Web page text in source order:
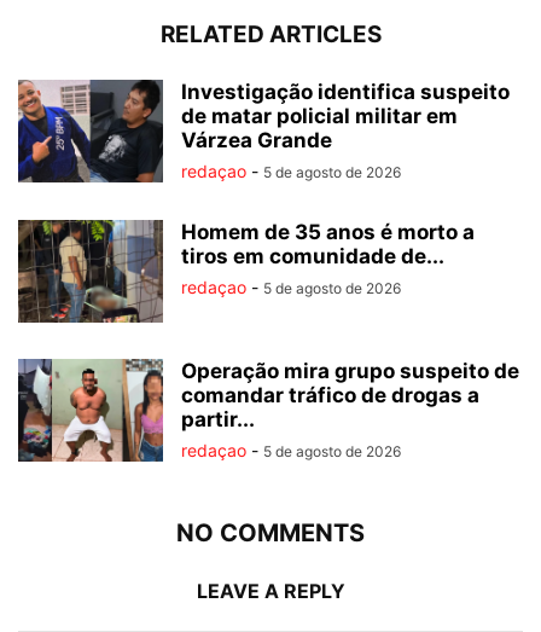
RELATED ARTICLES
Investigação identifica suspeito
de matar policial militar em
Várzea Grande
redaçao - 5 de agosto de 2026
Homem de 35 anos é morto a
tiros em comunidade de...
redaçao - 5 de agosto de 2026
Operação mira grupo suspeito de
comandar tráfico de drogas a
partir...
redaçao - 5 de agosto de 2026
NO COMMENTS
LEAVE A REPLY